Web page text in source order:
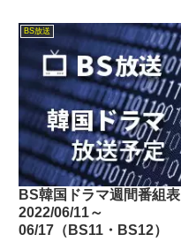
東・BSフジ）
BS放送
BS韓国ドラマ週間番組表
2022/06/11～
06/17（BS11・BS12）